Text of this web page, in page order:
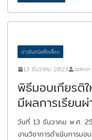
ข่าวอินทนิลลือเลื่อง
13 ธันวาคม 2023 admin
พิธีมอบเกียรติ
มีผลการเรียน
วันที่ 13 ธันวาคม พ.ศ.
งานวิชาการดำเนินการม